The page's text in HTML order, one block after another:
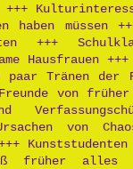
haben müssen
+++
Hausfrauen
Tränen der
von
von
Kunststudenten
früher alles